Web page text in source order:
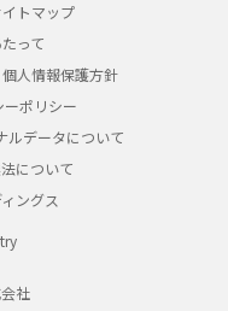
トマップ
って
個人情報保護方針
ポリシー
ルデータについて
について
ングス
社